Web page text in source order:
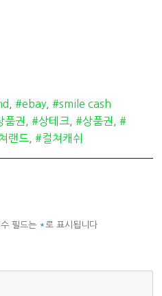
#ebay, #smile cash
품권 ,#상테크 ,#상품권 ,#
랜드 ,#컬쳐캐쉬
수 필드는 * 로 표시됩니다